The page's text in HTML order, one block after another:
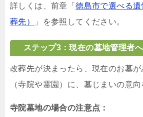
詳しくは、前章「徳島市で選べる
葬先）
」を参照してください。
ステップ3：現在の墓地管理者
改葬先が決まったら、現在のお墓
（寺院や霊園）に、墓じまいの意向
寺院墓地の場合の注意点：